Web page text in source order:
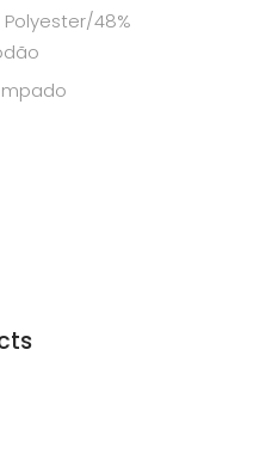
Polyester/48%